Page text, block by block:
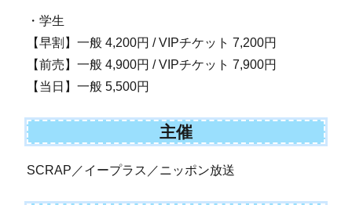
・学生
【早割】一般 4,200円 / VIPチケット 7,200円
【前売】一般 4,900円 / VIPチケット 7,900円
【当日】一般 5,500円
主催
SCRAP／イープラス／ニッポン放送